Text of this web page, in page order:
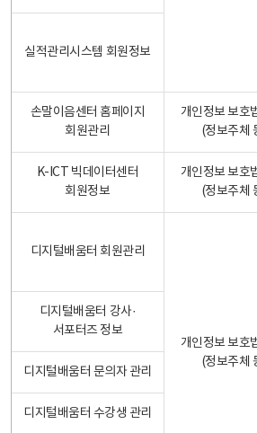
실적관리시스템 회원정보
손말이음센터 홈페이지
회원관리
개인정보 보호
(정보주체
K-ICT 빅데이터센터
회원정보
개인정보 보호
(정보주체
디지털배움터 회원관리
개인정보 보호
(정보주체
디지털배움터 강사·
서포터즈 정보
디지털배움터 문의자 관리
디지털배움터 수강생 관리